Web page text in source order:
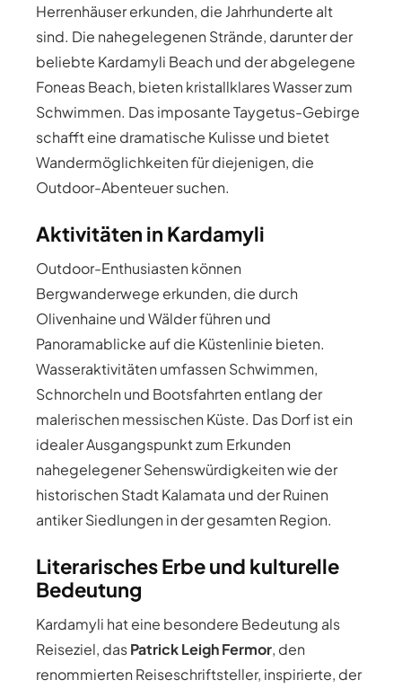
Herrenhäuser erkunden, die Jahrhunderte alt
sind. Die nahegelegenen Strände, darunter der
beliebte Kardamyli Beach und der abgelegene
Foneas Beach, bieten kristallklares Wasser zum
Schwimmen. Das imposante Taygetus-Gebirge
schafft eine dramatische Kulisse und bietet
Wandermöglichkeiten für diejenigen, die
Outdoor-Abenteuer suchen.
Aktivitäten in Kardamyli
Outdoor-Enthusiasten können
Bergwanderwege erkunden, die durch
Olivenhaine und Wälder führen und
Panoramablicke auf die Küstenlinie bieten.
Wasseraktivitäten umfassen Schwimmen,
Schnorcheln und Bootsfahrten entlang der
malerischen messischen Küste. Das Dorf ist ein
idealer Ausgangspunkt zum Erkunden
nahegelegener Sehenswürdigkeiten wie der
historischen Stadt Kalamata und der Ruinen
antiker Siedlungen in der gesamten Region.
Literarisches Erbe und kulturelle
Bedeutung
Kardamyli hat eine besondere Bedeutung als
Reiseziel, dasPatrick Leigh Fermor, den
renommierten Reiseschriftsteller, inspirierte, der